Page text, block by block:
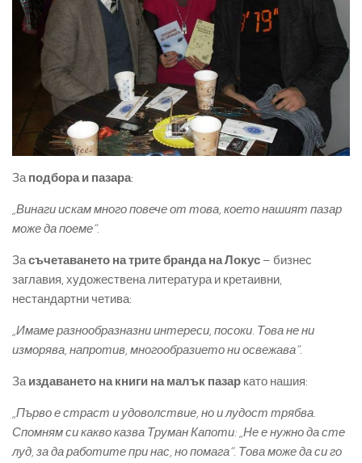
Заподбора и пазара:
„Винаги искам много повече от това, което нашият пазар
може да поеме“.
Засъчетаването на трите бранда на Локус – бизнес
заглавия, художествена литература и кретаивни,
нестандартни четива:
„Имаме разнообразназни интереси, посоки. Това не ни
изморява, напротив, многообразието ни освежава“.
Заиздаването на книги на малък пазар като нашия:
„Първо е страст и удоволствие, но и лудост трябва.
Спомням си какво казва Труман Капоти: „Не е нужно да сте
луд, за да работите при нас, но помага“. Това може да си го